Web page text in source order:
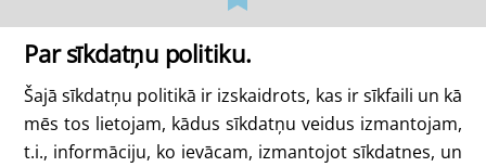
Par sīkdatņu politiku.
Šajā sīkdatņu politikā ir izskaidrots, kas ir sīkfaili un kā
mēs tos lietojam, kādus sīkdatņu veidus izmantojam,
t.i., informāciju, ko ievācam, izmantojot sīkdatnes, un